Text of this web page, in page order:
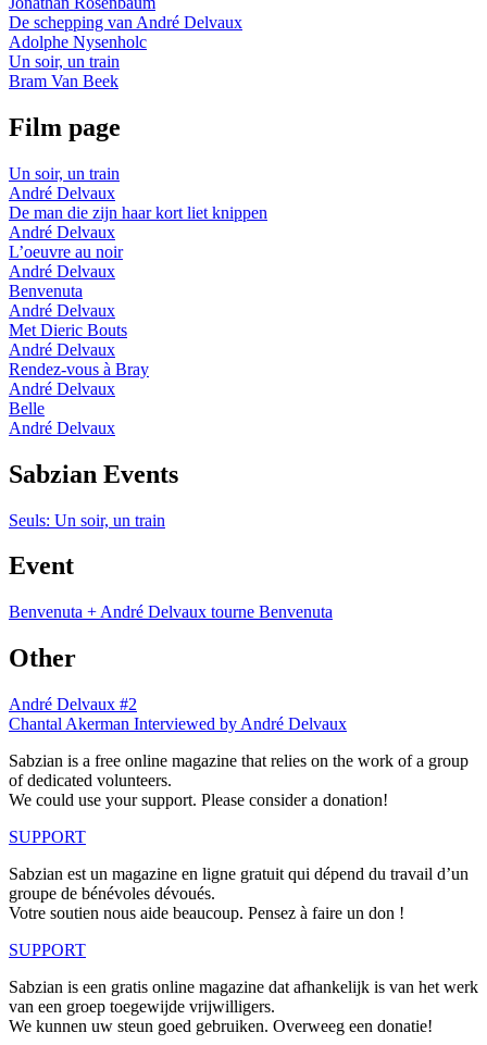
De schepping van André Delvaux
Adolphe Nysenholc
Un soir, un train
Bram Van Beek
Film page
Un soir, un train
André Delvaux
De man die zijn haar kort liet knippen
André Delvaux
L’oeuvre au noir
André Delvaux
Benvenuta
André Delvaux
Met Dieric Bouts
André Delvaux
Rendez-vous à Bray
André Delvaux
Belle
André Delvaux
Sabzian Events
Seuls: Un soir, un train
Event
Benvenuta + André Delvaux tourne Benvenuta
Other
André Delvaux #2
Chantal Akerman Interviewed by André Delvaux
Sabzian is a free online magazine that relies on the work of a group
of dedicated volunteers.
We could use your support. Please consider a donation!
SUPPORT
Sabzian est un magazine en ligne gratuit qui dépend du travail d’un
groupe de bénévoles dévoués.
Votre soutien nous aide beaucoup. Pensez à faire un don !
SUPPORT
Sabzian is een gratis online magazine dat afhankelijk is van het werk
van een groep toegewijde vrijwilligers.
We kunnen uw steun goed gebruiken. Overweeg een donatie!